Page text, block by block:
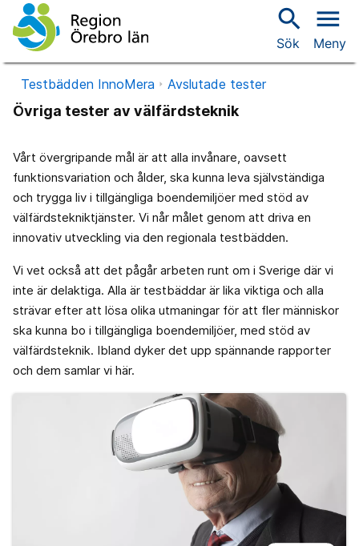
search
Sök
menu
Meny
Testbädden InnoMera Avslutade tester
Övriga tester av välfärdsteknik
Vårt övergripande mål är att alla invånare, oavsett
funktionsvariation och ålder, ska kunna leva självständiga
och trygga liv i tillgängliga boendemiljöer med stöd av
välfärdstekniktjänster. Vi når målet genom att driva en
innovativ utveckling via den regionala testbädden.
Vi vet också att det pågår arbeten runt om i Sverige där vi
inte är delaktiga. Alla är testbäddar är lika viktiga och alla
strävar efter att lösa olika utmaningar för att fler människor
ska kunna bo i tillgängliga boendemiljöer, med stöd av
välfärdsteknik. Ibland dyker det upp spännande rapporter
och dem samlar vi här.